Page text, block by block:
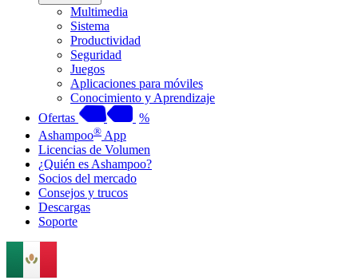
Multimedia
Sistema
Productividad
Seguridad
Juegos
Aplicaciones para móviles
Conocimiento y Aprendizaje
Ofertas
%
Ashampoo® App
Licencias de Volumen
¿Quién es Ashampoo?
Socios del mercado
Consejos y trucos
Descargas
Soporte